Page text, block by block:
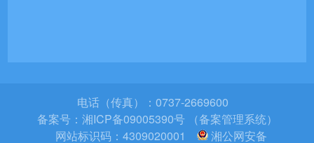
电话（传真）：0737-2669600
备案号： 湘ICP备09005390号 （备案管理系统）
网站标识码：4309020001
湘公网安备